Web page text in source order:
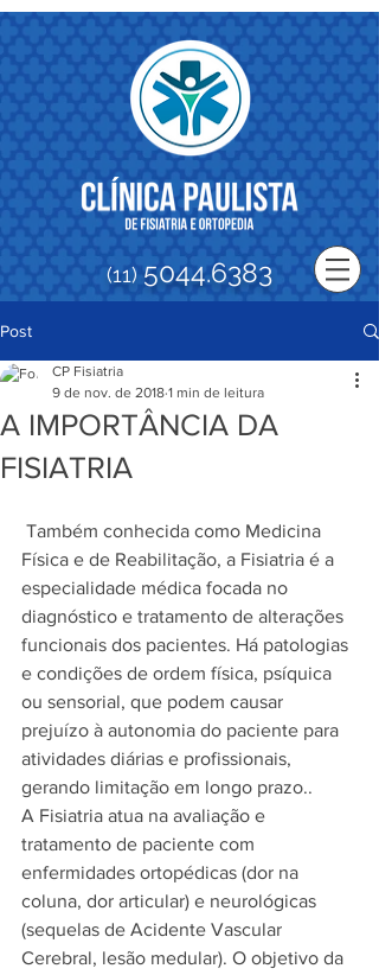
(11) 5044.6383
Post
A IMPORTÂNCIA DA
FISIATRIA
CP Fisiatria
9 de nov. de 2018 1 min de leitura
Física e de Reabilitação, a Fisiatria é a
especialidade médica focada no
diagnóstico e tratamento de alterações
funcionais dos pacientes. Há patologias
e condições de ordem física, psíquica
ou sensorial, que podem causar
prejuízo à autonomia do paciente para
atividades diárias e profissionais,
gerando limitação em longo prazo..
A Fisiatria atua na avaliação e
tratamento de paciente com
enfermidades ortopédicas (dor na
coluna, dor articular) e neurológicas
(sequelas de Acidente Vascular
Cerebral, lesão medular). O objetivo da